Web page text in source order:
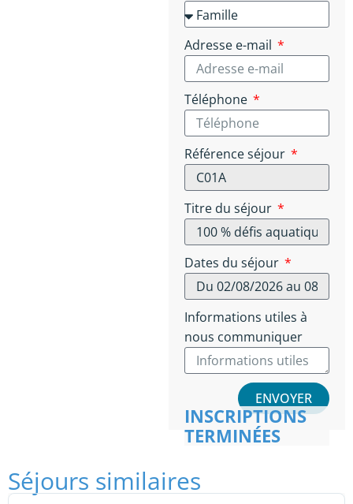
Adresse e-mail
Téléphone
Référence séjour
Titre du séjour
Dates du séjour
Informations utiles à
nous communiquer
ENVOYER
INSCRIPTIONS
TERMINÉES
Séjours similaires